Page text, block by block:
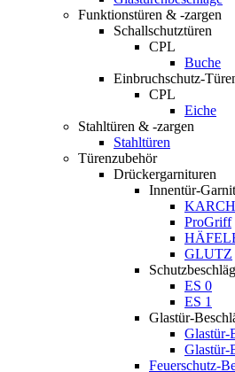
Funktionstüren & -zargen
Schallschutztüren
CPL
Buche
Einbruchschutz-
CPL
Eiche
Stahltüren & -zargen
Stahltüren
Türenzubehör
Drückergarnituren
Innentür-
ProGriff
GLUTZ
ES 0
ES 1
Glastür-
Glastür-
Glastür-
Feuerschutz-